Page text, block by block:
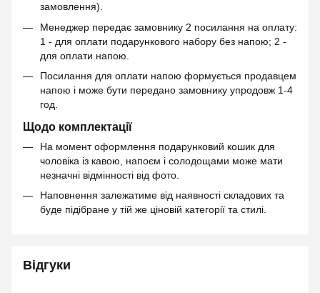
замовлення).
Менеджер передає замовнику 2 посилання на оплату:
1 - для оплати подарункового набору без напою; 2 -
для оплати напою.
Посилання для оплати напою формується продавцем
напою і може бути передано замовнику упродовж 1-4
год.
Щодо комплектації
На момент оформлення подарунковий кошик для
чоловіка із кавою, напоєм і солодощами може мати
незначні відмінності від фото.
Наповнення залежатиме від наявності складових та
буде підібране у тій же ціновій категорії та стилі.
Відгуки